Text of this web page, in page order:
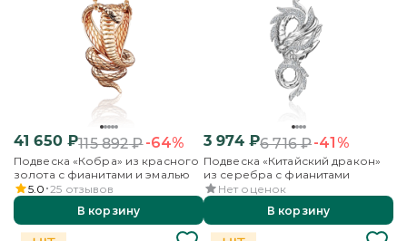
41 650₽115 892₽-64%
Подвеска «Кобра» из красного
золота с фианитами и эмалью
5.0 25 отзывов
В корзину
3 974₽6 716₽-41%
Подвеска «Китайский дракон»
из серебра с фианитами
Нет оценок
В корзину